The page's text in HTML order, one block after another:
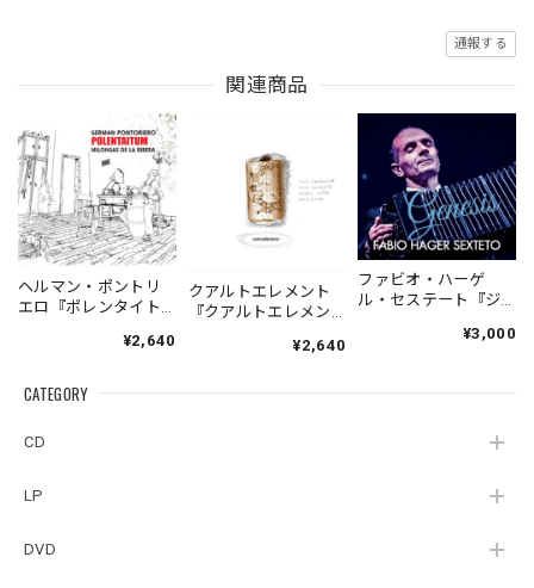
CATEGORY
CD
LP
DVD
通報する
関連商品
ヘルマン・ポントリ
エロ『ポレンタイト
Pontoriero『POLENT
la Ribera』
¥2,640
クアルトエレメント
『クアルトエレメン
Cuartoelemento『Cu
（007RECORDS-27）
¥2,640
ファビオ・ハーゲ
ル・セステート『ジ
¥3,000